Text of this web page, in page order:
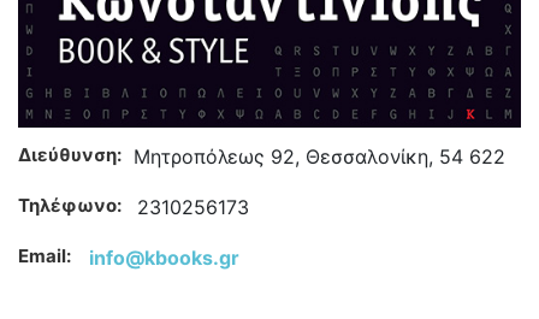
Διεύθυνση: Μητροπόλεως 92, Θεσσαλονίκη, 54 622
Τηλέφωνο: 2310256173
Email: info@kbooks.gr